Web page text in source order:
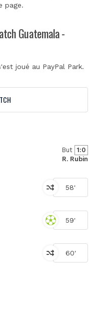
page.
Guatemala -
joué au PayPal Park.
But 1:0
R. Rubin
58'
59'
60'